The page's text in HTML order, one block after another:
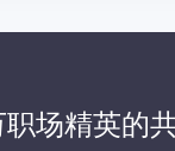
职场精英的